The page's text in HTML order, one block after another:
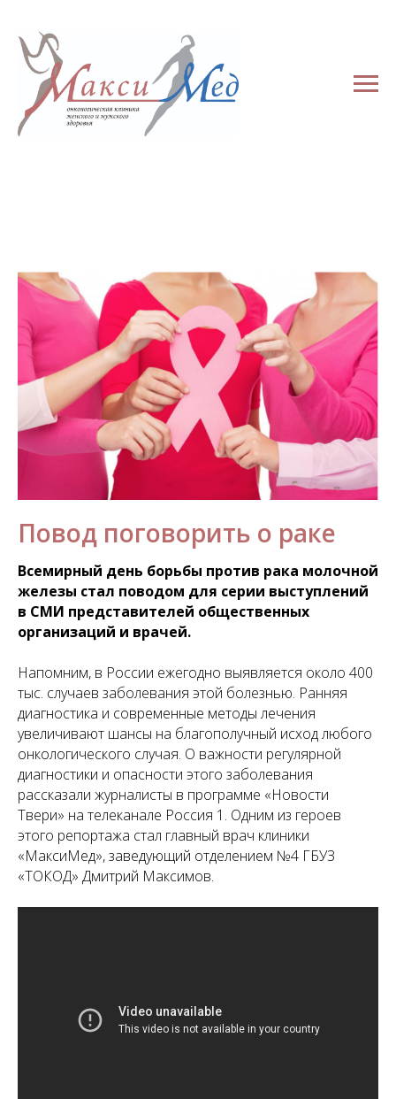
Повод поговорить о раке
Всемирный день борьбы против рака молочной
железы стал поводом для серии выступлений
в СМИ представителей общественных
организаций и врачей.
Напомним, в России ежегодно выявляется около 400
тыс. случаев заболевания этой болезнью. Ранняя
диагностика и современные методы лечения
увеличивают шансы на благополучный исход любого
онкологического случая. О важности регулярной
диагностики и опасности этого заболевания
рассказали журналисты в программе «Новости
Твери» на телеканале Россия 1. Одним из героев
этого репортажа стал главный врач клиники
«МаксиМед», заведующий отделением №4 ГБУЗ
«ТОКОД» Дмитрий Максимов.